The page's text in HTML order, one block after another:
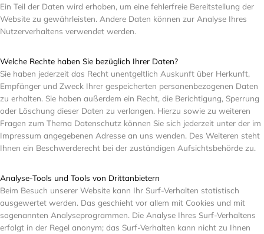
Ein Teil der Daten wird erhoben, um eine fehlerfreie Bereitstellung der
Website zu gewährleisten. Andere Daten können zur Analyse Ihres
Nutzerverhaltens verwendet werden.
Welche Rechte haben Sie bezüglich Ihrer Daten?
Sie haben jederzeit das Recht unentgeltlich Auskunft über Herkunft,
Empfänger und Zweck Ihrer gespeicherten personenbezogenen Daten
zu erhalten. Sie haben außerdem ein Recht, die Berichtigung, Sperrung
oder Löschung dieser Daten zu verlangen. Hierzu sowie zu weiteren
Fragen zum Thema Datenschutz können Sie sich jederzeit unter der im
Impressum angegebenen Adresse an uns wenden. Des Weiteren steht
Ihnen ein Beschwerderecht bei der zuständigen Aufsichtsbehörde zu.
Analyse-Tools und Tools von Drittanbietern
Beim Besuch unserer Website kann Ihr Surf-Verhalten statistisch
ausgewertet werden. Das geschieht vor allem mit Cookies und mit
sogenannten Analyseprogrammen. Die Analyse Ihres Surf-Verhaltens
erfolgt in der Regel anonym; das Surf-Verhalten kann nicht zu Ihnen